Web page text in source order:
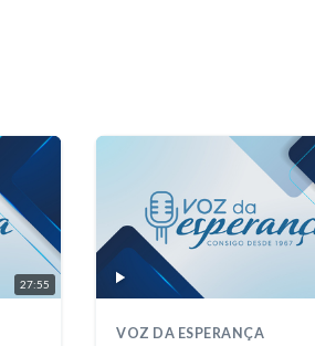
27:55
VOZ DA ESPERANÇA